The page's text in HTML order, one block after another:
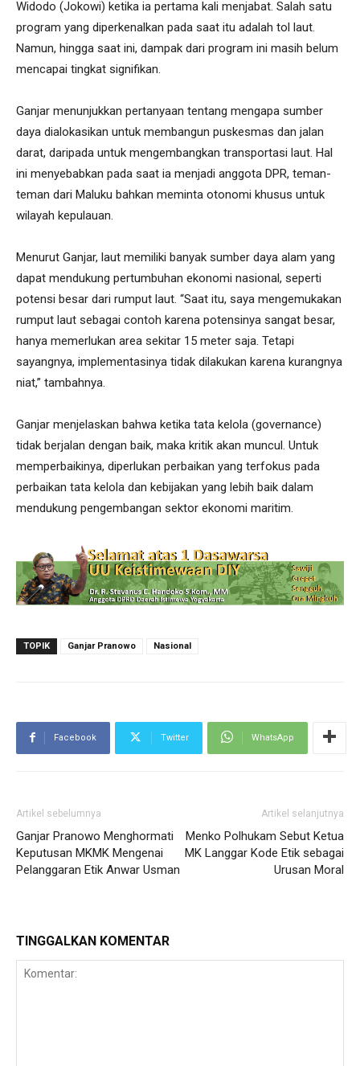
Widodo (Jokowi) ketika ia pertama kali menjabat. Salah satu
program yang diperkenalkan pada saat itu adalah tol laut.
Namun, hingga saat ini, dampak dari program ini masih belum
mencapai tingkat signifikan.
Ganjar menunjukkan pertanyaan tentang mengapa sumber
daya dialokasikan untuk membangun puskesmas dan jalan
darat, daripada untuk mengembangkan transportasi laut. Hal
ini menyebabkan pada saat ia menjadi anggota DPR, teman-
teman dari Maluku bahkan meminta otonomi khusus untuk
wilayah kepulauan.
Menurut Ganjar, laut memiliki banyak sumber daya alam yang
dapat mendukung pertumbuhan ekonomi nasional, seperti
potensi besar dari rumput laut. “Saat itu, saya mengemukakan
rumput laut sebagai contoh karena potensinya sangat besar,
hanya memerlukan area sekitar 15 meter saja. Tetapi
sayangnya, implementasinya tidak dilakukan karena kurangnya
niat,” tambahnya.
Ganjar menjelaskan bahwa ketika tata kelola (governance)
tidak berjalan dengan baik, maka kritik akan muncul. Untuk
memperbaikinya, diperlukan perbaikan yang terfokus pada
perbaikan tata kelola dan kebijakan yang lebih baik dalam
mendukung pengembangan sektor ekonomi maritim.
TOPIK Ganjar Pranowo Nasional
Facebook Twitter WhatsApp
Artikel sebelumnya
Ganjar Pranowo Menghormati
Keputusan MKMK Mengenai
Pelanggaran Etik Anwar Usman
Artikel selanjutnya
Menko Polhukam Sebut Ketua
MK Langgar Kode Etik sebagai
Urusan Moral
TINGGALKAN KOMENTAR